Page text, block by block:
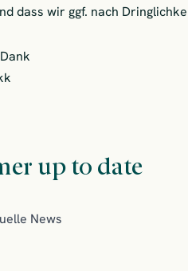
dass wir ggf. nach
up to date
News